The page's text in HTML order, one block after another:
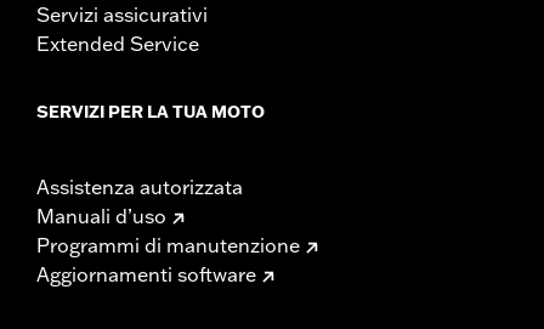
Servizi assicurativi
Extended Service
SERVIZI PER LA TUA MOTO
Assistenza autorizzata
Manuali d’uso
Programmi di manutenzione
Aggiornamenti software